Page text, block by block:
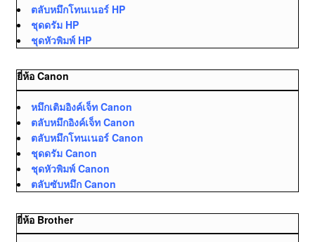
ตลับหมึกโทนเนอร์ HP
ชุดดรัม HP
ชุดหัวพิมพ์ HP
ยี่ห้อ Canon
หมึกเติมอิงค์เจ็ท Canon
ตลับหมึกอิงค์เจ็ท Canon
ตลับหมึกโทนเนอร์ Canon
ชุดดรัม Canon
ชุดหัวพิมพ์ Canon
ตลับซับหมึก Canon
ยี่ห้อ Brother